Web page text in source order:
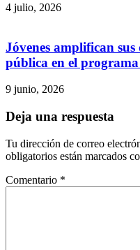
4 julio, 2026
Jóvenes amplifican
pública en el
9 junio, 2026
Deja una respuesta
Tu dirección de correo
obligatorios están marcados
Comentario *